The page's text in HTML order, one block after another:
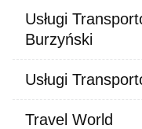
Usługi
Burzyński
Usługi
Travel World